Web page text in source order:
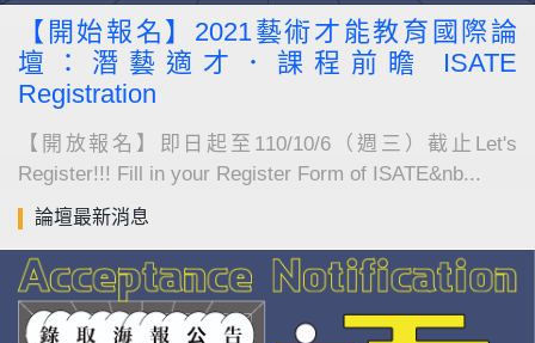
【開始報名】2021藝術才能教育國際論
壇：潛藝適才．課程前瞻 ISATE
Registration
【開放報名】即日起至110/10/6（週三）截止Let's
Register!!! Fill in your Register Form of ISATE&nb...
論壇最新消息